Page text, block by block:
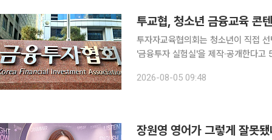
투교협, 청소년 금융교육 콘
투자자교육협의회는 청소년이 직접
'금융투자 실험실'을 제작·공개한다고 5일 밝혔다. 이번 콘텐츠는 금융지
고 그에 따른 결과를 확인하도록 설
2026-08-05 09:48
장원영 영어가 그렇게 잘못